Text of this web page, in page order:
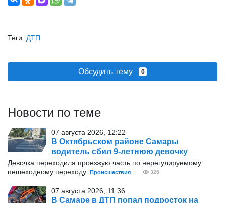
Теги: ДТП
Обсудить тему 0
Новости по теме
07 августа 2026, 12:22
В Октябрьском районе Самары
водитель сбил 9-летнюю девочку
Девочка переходила проезжую часть по нерегулируемому
пешеходному переходу. Происшествия 326
07 августа 2026, 11:36
В Самаре в ДТП попал подросток на